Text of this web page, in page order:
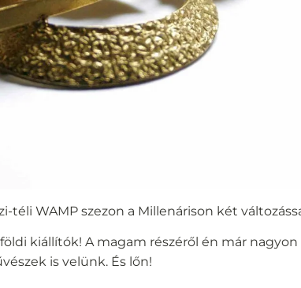
téli WAMP szezon a Millenárison két
kiállítók! A magam részéről én már
is velünk. És lőn!